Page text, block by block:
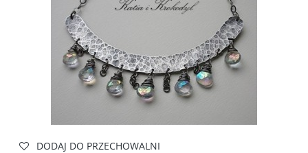
DODAJ DO PRZECHOWALNI